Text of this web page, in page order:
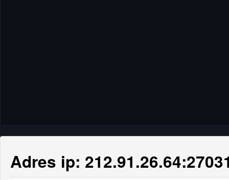
Adres ip: